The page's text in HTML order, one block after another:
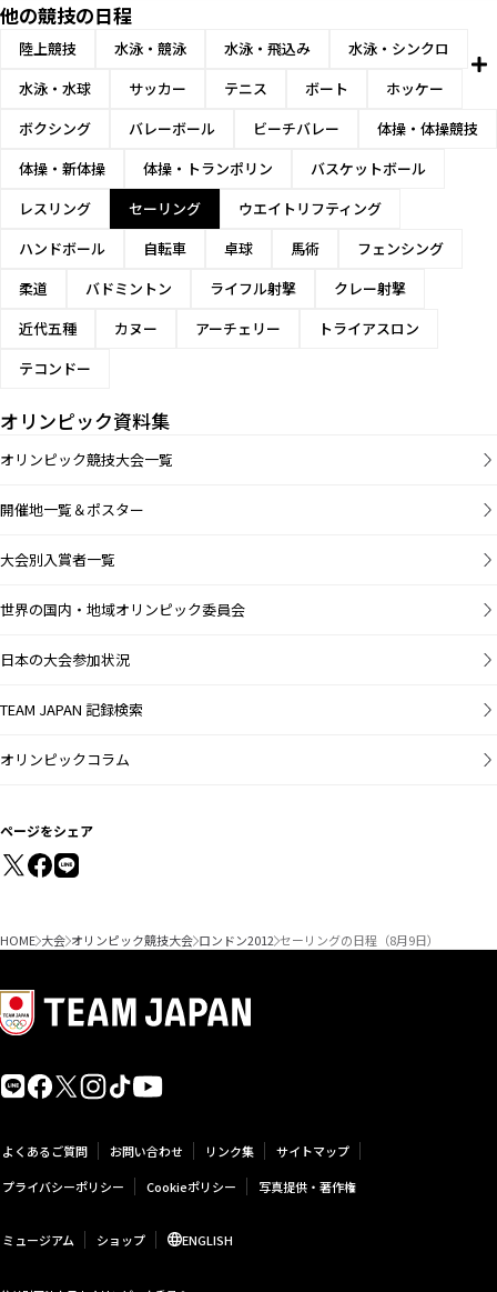
他の競技の日程
陸上競技 水泳・競泳 水泳・飛込み
水泳・シンクロ
水泳・水球
サッカー テニス ボート
ホッケー
ボクシング
バレーボール ビーチバレー
体操・体操競技
体操・新体操
体操・トランポリン
バスケットボール
レスリング
セーリング
ウエイトリフティング
ハンドボール
自転車 卓球 馬術
フェンシング
柔道
バドミントン ライフル射撃
クレー射撃
近代五種
カヌー アーチェリー
トライアスロン
テコンドー
オリンピック資料集
オリンピック競技大会一覧
開催地一覧＆ポスター
大会別入賞者一覧
世界の国内・地域オリンピック委員会
日本の大会参加状況
TEAM JAPAN 記録検索
オリンピックコラム
ページをシェア
HOME 大会 オリンピック競技大会 ロンドン2012 セーリングの日程（8月9日）
よくあるご質問 お問い合わせ リンク集
サイトマップ
プライバシーポリシー
Cookieポリシー 写真提供・著作権
ミュージアム ショップ ENGLISH